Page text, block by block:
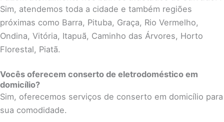
Sim, atendemos toda a cidade e também regiões
próximas como Barra, Pituba, Graça, Rio Vermelho,
Ondina, Vitória, Itapuã, Caminho das Árvores, Horto
Florestal, Piatã.
Vocês oferecem conserto de eletrodoméstico em
domicílio?
Sim, oferecemos serviços de conserto em domicílio para
sua comodidade.